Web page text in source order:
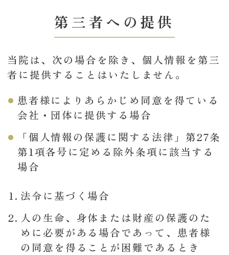
第三者への提供
当院は、次の場合を除き、個人情報を第三
者に提供することはいたしません。
患者様によりあらかじめ同意を得ている
会社・団体に提供する場合
「個人情報の保護に関する法律」第27条
第1項各号に定める除外条項に該当する
場合
法令に基づく場合
人の生命、身体または財産の保護のた
めに必要がある場合であって、患者様
の同意を得ることが困難であるとき